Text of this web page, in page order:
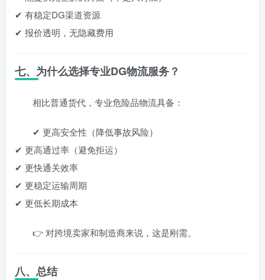
✔ 有稳定DG渠道资源
✔ 报价透明，无隐藏费用
七、为什么选择专业DG物流服务？
相比普通货代，专业危险品物流具备：
✔ 更高安全性（降低事故风险）
✔ 更高通过率（避免拒运）
✔ 更快通关效率
✔ 更稳定运输周期
✔ 更低长期成本
👉 对跨境卖家和制造商来说，这是刚需。
八、总结